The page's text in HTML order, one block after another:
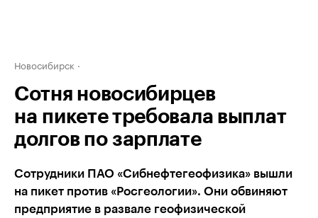
Новосибирск
Сотня новосибирцев
на пикете требовала выплат
долгов по зарплате
Сотрудники ПАО «Сибнефтегеофизика» вышли
на пикет против «Росгеологии». Они обвиняют
предприятие в развале геофизической